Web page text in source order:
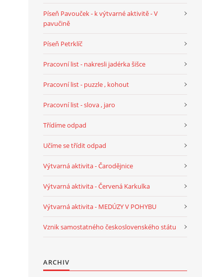
Píseň Pavouček - k výtvarné aktivitě - V
pavučině
Píseň Petrklíč
Pracovní list - nakresli jadérka šišce
Pracovní list - puzzle , kohout
Pracovní list - slova , jaro
Třídíme odpad
Učíme se třídit odpad
Výtvarná aktivita - Čarodějnice
Výtvarná aktivita - Červená Karkulka
Výtvarná aktivita - MEDÚZY V POHYBU
Vznik samostatného československého státu
ARCHIV